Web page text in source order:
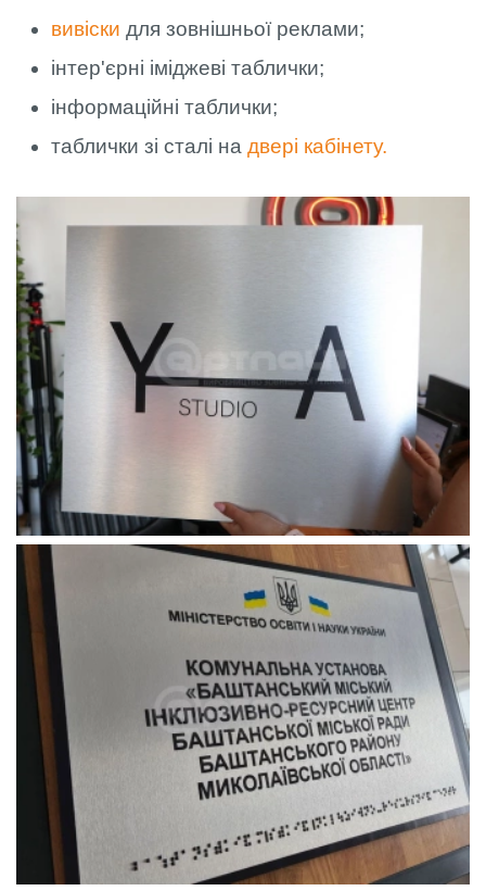
вивіски для зовнішньої реклами;
інтер'єрні іміджеві таблички;
інформаційні таблички;
таблички зі сталі на двері кабінету.